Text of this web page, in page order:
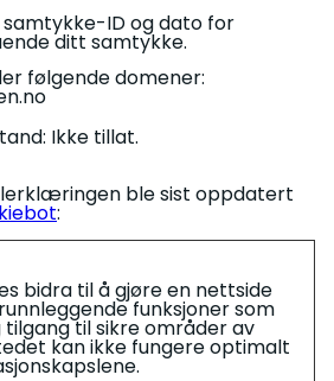
ID og dato for
ditt samtykke.
følgende domener:
Ikke tillat.
ble sist oppdatert
:
bidra til å gjøre en nettside
funksjoner som
tilgang til sikre områder av
kan ikke fungere optimalt